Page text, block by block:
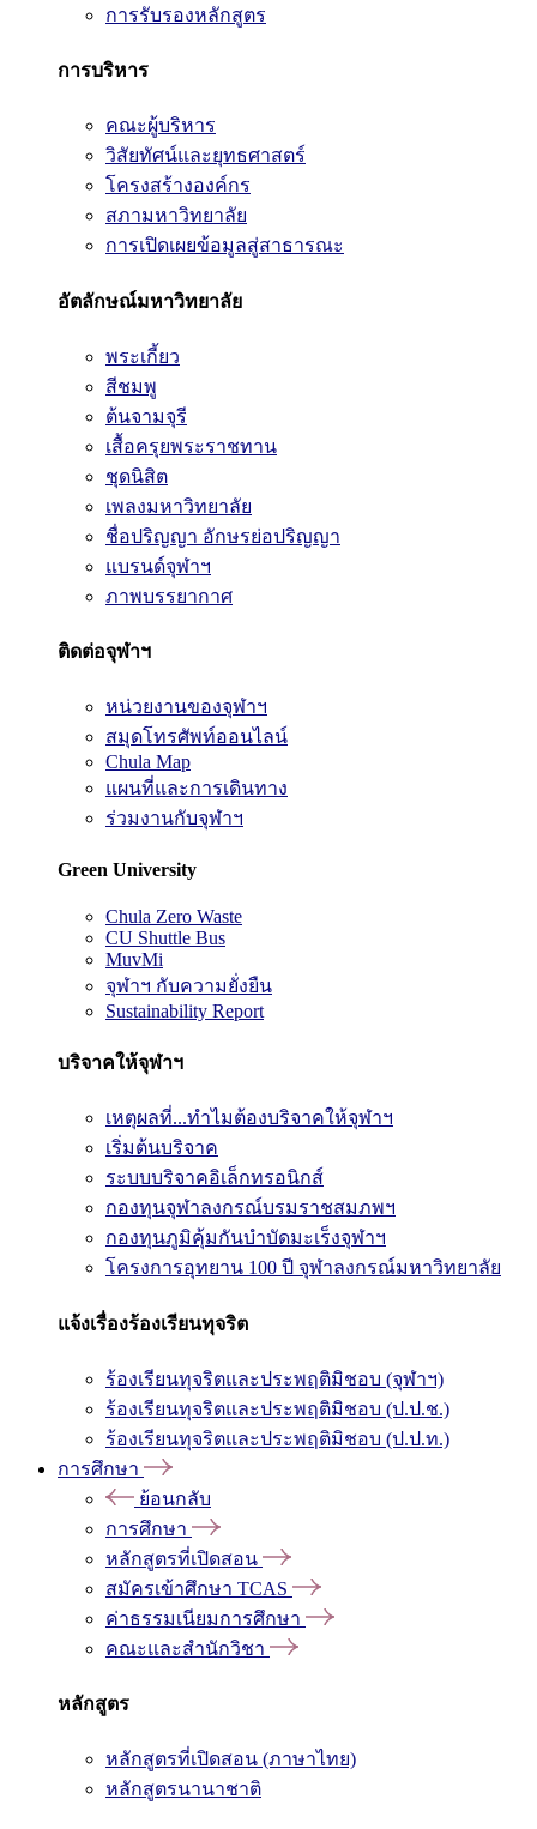
การรับรองหลักสูตร
การบริหาร
คณะผู้บริหาร
วิสัยทัศน์และยุทธศาสตร์
โครงสร้างองค์กร
สภามหาวิทยาลัย
การเปิดเผยข้อมูลสู่สาธารณะ
อัตลักษณ์มหาวิทยาลัย
พระเกี้ยว
สีชมพู
ต้นจามจุรี
เสื้อครุยพระราชทาน
ชุดนิสิต
เพลงมหาวิทยาลัย
ชื่อปริญญา อักษรย่อปริญญา
แบรนด์จุฬาฯ
ภาพบรรยากาศ
ติดต่อจุฬาฯ
หน่วยงานของจุฬาฯ
สมุดโทรศัพท์ออนไลน์
Chula Map
แผนที่และการเดินทาง
ร่วมงานกับจุฬาฯ
Green University
Chula Zero Waste
CU Shuttle Bus
MuvMi
จุฬาฯ กับความยั่งยืน
Sustainability Report
บริจาคให้จุฬาฯ
เหตุผลที่...ทำไมต้องบริจาคให้จุฬาฯ
เริ่มต้นบริจาค
ระบบบริจาคอิเล็กทรอนิกส์
กองทุนจุฬาลงกรณ์บรมราชสมภพฯ
กองทุนภูมิคุ้มกันบำบัดมะเร็งจุฬาฯ
โครงการอุทยาน 100 ปี จุฬาลงกรณ์มหาวิทยาลัย
แจ้งเรื่องร้องเรียนทุจริต
ร้องเรียนทุจริตและประพฤติมิชอบ (จุฬาฯ)
ร้องเรียนทุจริตและประพฤติมิชอบ (ป.ป.ช.)
ร้องเรียนทุจริตและประพฤติมิชอบ (ป.ป.ท.)
การศึกษา
ย้อนกลับ
การศึกษา
หลักสูตรที่เปิดสอน
สมัครเข้าศึกษา TCAS
ค่าธรรมเนียมการศึกษา
คณะและสำนักวิชา
หลักสูตร
หลักสูตรที่เปิดสอน (ภาษาไทย)
หลักสูตรนานาชาติ